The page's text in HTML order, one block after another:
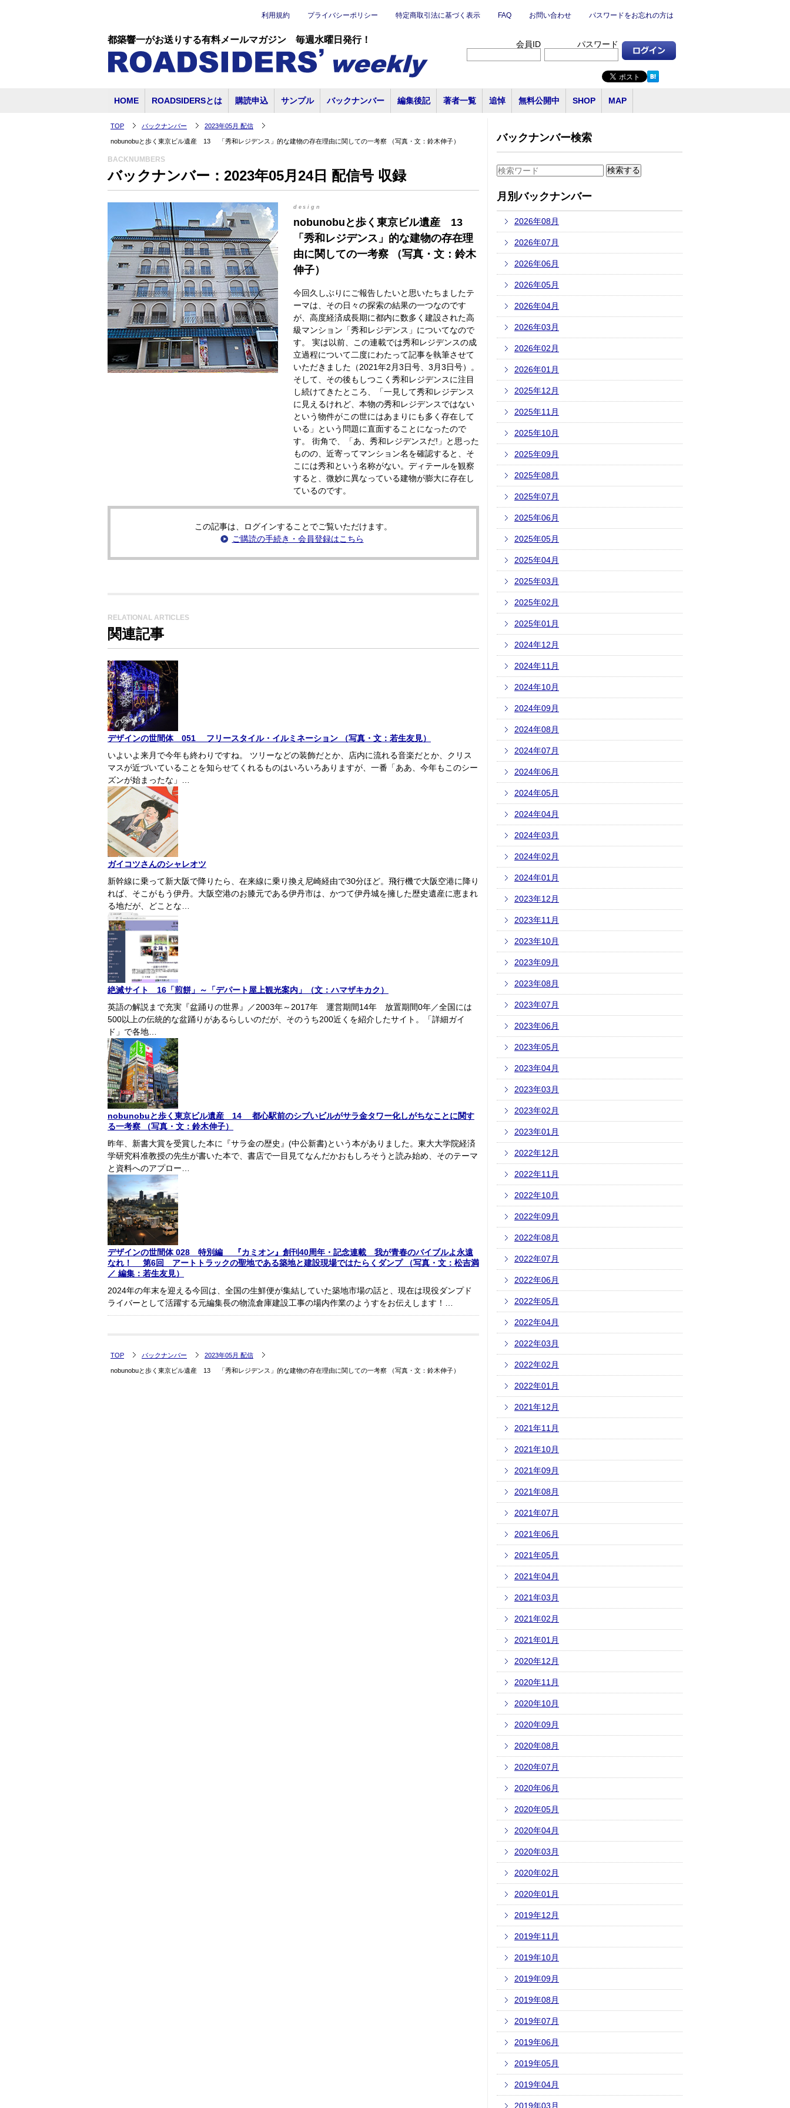
都築響一がお送りする有料メールマガジン 毎週水曜日発行！
利用規約 プライバシーポリシー 特定商取引法に基づく表示 FAQ お問い合わせ パスワードをお忘れの方は
会員ID パスワード
HOME ROADSIDERSとは 購読申込 サンプル バックナンバー 編集後記 著者一覧 追悼 無料公開中 SHOP MAP
TOP バックナンバー 2023年05月 配信
nobunobuと歩く東京ビル遺産 13 「秀和レジデンス」的な建物の存在理由に関しての一考察 （写真・文：鈴木伸子）
BACKNUMBERS
バックナンバー：2023年05月24日 配信号 収録
design
nobunobuと歩く東京ビル遺産 13
「秀和レジデンス」的な建物の存在理
由に関しての一考察 （写真・文：鈴木
伸子）
今回久しぶりにご報告したいと思いたちましたテ
ーマは、その日々の探索の結果の一つなのです
が、高度経済成長期に都内に数多く建設された高
級マンション「秀和レジデンス」についてなので
す。 実は以前、この連載では秀和レジデンスの成
立過程について二度にわたって記事を執筆させて
いただきました（2021年2月3日号、3月3日号）。
そして、その後もしつこく秀和レジデンスに注目
し続けてきたところ、「一見して秀和レジデンス
に見えるけれど、本物の秀和レジデンスではない
という物件がこの世にはあまりにも多く存在して
いる」という問題に直面することになったので
す。 街角で、「あ、秀和レジデンスだ!」と思った
ものの、近寄ってマンション名を確認すると、そ
こには秀和という名称がない。ディテールを観察
すると、微妙に異なっている建物が膨大に存在し
ているのです。
この記事は、ログインすることでご覧いただけます。
ご購読の手続き・会員登録はこちら
RELATIONAL ARTICLES
関連記事
デザインの世間体 051 フリースタイル・イルミネーション （写真・文：若生友見）
いよいよ来月で今年も終わりですね。 ツリーなどの装飾だとか、店内に流れる音楽だとか、クリス
マスが近づいていることを知らせてくれるものはいろいろありますが、一番「ああ、今年もこのシー
ズンが始まったな」…
ガイコツさんのシャレオツ
新幹線に乗って新大阪で降りたら、在来線に乗り換え尼崎経由で30分ほど。飛行機で大阪空港に降り
れば、そこがもう伊丹。大阪空港のお膝元である伊丹市は、かつて伊丹城を擁した歴史遺産に恵まれ
る地だが、どことな…
絶滅サイト 16「煎餅」～「デパート屋上観光案内」（文：ハマザキカク）
英語の解説まで充実『盆踊りの世界』／2003年～2017年 運営期間14年 放置期間0年／全国には
500以上の伝統的な盆踊りがあるらしいのだが、そのうち200近くを紹介したサイト。「詳細ガイ
ド」で各地…
nobunobuと歩く東京ビル遺産 14 都心駅前のシブいビルがサラ金タワー化しがちなことに関す
る一考察 （写真・文：鈴木伸子）
昨年、新書大賞を受賞した本に『サラ金の歴史』(中公新書)という本がありました。東大大学院経済
学研究科准教授の先生が書いた本で、書店で一目見てなんだかおもしろそうと読み始め、そのテーマ
と資料へのアプロー…
デザインの世間体 028 特別編 『カミオン』創刊40周年・記念連載 我が青春のバイブルよ永遠
なれ！ 第6回 アートトラックの聖地である築地と建設現場ではたらくダンプ （写真・文：松吉満
／ 編集：若生友見）
2024年の年末を迎える今回は、全国の生鮮便が集結していた築地市場の話と、現在は現役ダンプド
ライバーとして活躍する元編集長の物流倉庫建設工事の場内作業のようすをお伝えします！…
TOP バックナンバー 2023年05月 配信
nobunobuと歩く東京ビル遺産 13 「秀和レジデンス」的な建物の存在理由に関しての一考察 （写真・文：鈴木伸子）
バックナンバー検索
月別バックナンバー
2026年08月
2026年07月
2026年06月
2026年05月
2026年04月
2026年03月
2026年02月
2026年01月
2025年12月
2025年11月
2025年10月
2025年09月
2025年08月
2025年07月
2025年06月
2025年05月
2025年04月
2025年03月
2025年02月
2025年01月
2024年12月
2024年11月
2024年10月
2024年09月
2024年08月
2024年07月
2024年06月
2024年05月
2024年04月
2024年03月
2024年02月
2024年01月
2023年12月
2023年11月
2023年10月
2023年09月
2023年08月
2023年07月
2023年06月
2023年05月
2023年04月
2023年03月
2023年02月
2023年01月
2022年12月
2022年11月
2022年10月
2022年09月
2022年08月
2022年07月
2022年06月
2022年05月
2022年04月
2022年03月
2022年02月
2022年01月
2021年12月
2021年11月
2021年10月
2021年09月
2021年08月
2021年07月
2021年06月
2021年05月
2021年04月
2021年03月
2021年02月
2021年01月
2020年12月
2020年11月
2020年10月
2020年09月
2020年08月
2020年07月
2020年06月
2020年05月
2020年04月
2020年03月
2020年02月
2020年01月
2019年12月
2019年11月
2019年10月
2019年09月
2019年08月
2019年07月
2019年06月
2019年05月
2019年04月
2019年03月